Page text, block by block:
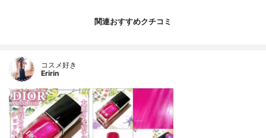
関連おすすめクチコミ
コスメ好き
Eririn